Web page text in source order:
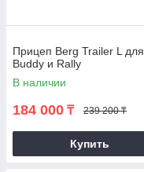
Прицеп Berg Trailer L для
Buddy и Rally
В наличии
184 000 ₸ 239 200 ₸
Купить